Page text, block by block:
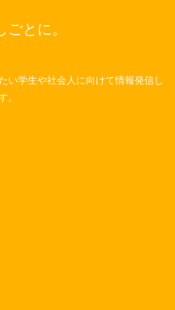
ごとに。
い学生や社会人に向けて情報発信し
。